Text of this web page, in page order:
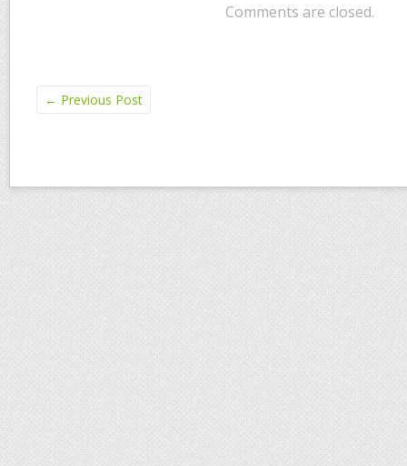
Comments are closed.
← Previous Post